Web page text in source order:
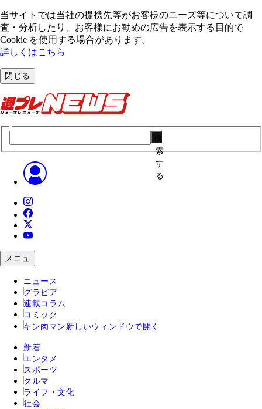
当サイトでは当社の提携先等がお客様のニーズ等について調
査・分析したり、お客様にお勧めの広告を表⽰する⽬的で
Cookie を使⽤する場合があります。
詳しくはこちら
閉じる
索
す
る
メニュ
ニュース
グラビア
連載コラム
コミック
キン肉マン 新しいウィンドウで開く
新着
エンタメ
スポーツ
クルマ
ライフ・文化
社会